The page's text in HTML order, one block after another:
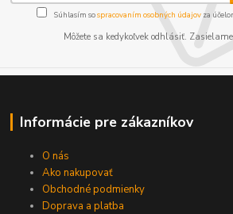
Súhlasím sospracovaním osobných údajov za
Môžete sa kedykoľvek odhlásiť.
Informácie pre zákazníkov
O nás
Ako nakupovať
Obchodné podmienky
Doprava a platba